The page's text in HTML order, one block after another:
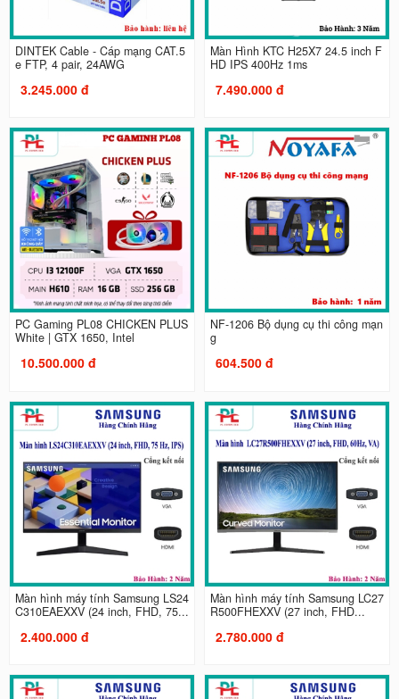
DINTEK Cable - Cáp mạng CAT.5
e FTP, 4 pair, 24AWG
3.245.000 đ
Màn Hình KTC H25X7 24.5 inch F
HD IPS 400Hz 1ms
7.490.000 đ
PC Gaming PL08 CHICKEN PLUS
White | GTX 1650, Intel
10.500.000 đ
NF-1206 Bộ dụng cụ thi công mạn
g
604.500 đ
Màn hình máy tính Samsung LS24
C310EAEXXV (24 inch, FHD, 75...
2.400.000 đ
Màn hình máy tính Samsung LC27
R500FHEXXV (27 inch, FHD...
2.780.000 đ